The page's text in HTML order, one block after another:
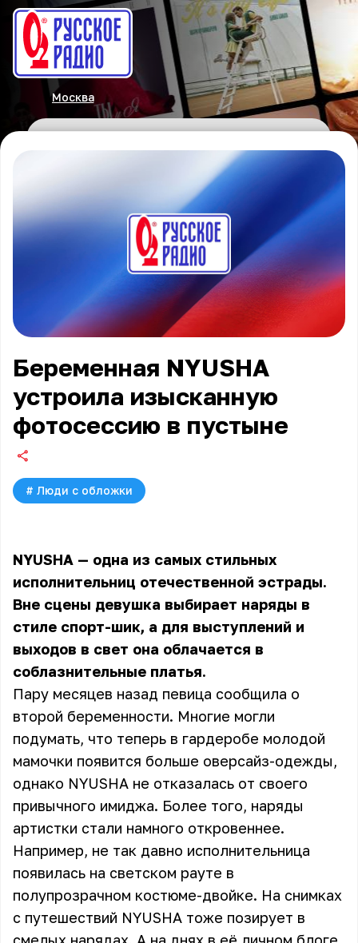
Москва
Беременная NYUSHA
устроила изысканную
фотосессию в пустыне
# Люди с обложки
NYUSHA — одна из самых стильных
исполнительниц отечественной эстрады.
Вне сцены девушка выбирает наряды в
стиле спорт-шик, а для выступлений и
выходов в свет она облачается в
соблазнительные платья.
Пару месяцев назад певица сообщила о
второй беременности. Многие могли
подумать, что теперь в гардеробе молодой
мамочки появится больше оверсайз-одежды,
однако NYUSHA не отказалась от своего
привычного имиджа. Более того, наряды
артистки стали намного откровеннее.
Например, не так давно исполнительница
появилась на светском рауте в
полупрозрачном костюме-двойке. На снимках
с путешествий NYUSHA тоже позирует в